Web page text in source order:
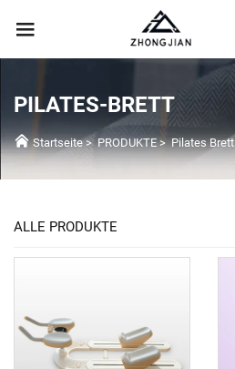
PILATES-BRETT
Startseite>PRODUKTE>Pilates Brett
ALLE PRODUKTE